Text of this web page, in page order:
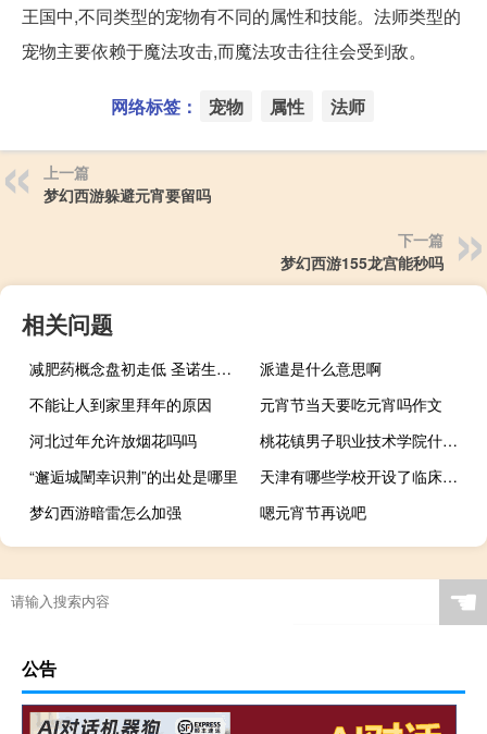
王国中,不同类型的宠物有不同的属性和技能。法师类型的
宠物主要依赖于魔法攻击,而魔法攻击往往会受到敌。
网络标签： 宠物 属性 法师
上一篇
梦幻西游躲避元宵要留吗
下一篇
梦幻西游155龙宫能秒吗
相关问题
减肥药概念盘初走低 圣诺生物跌近5%
派遣是什么意思啊
不能让人到家里拜年的原因
元宵节当天要吃元宵吗作文
河北过年允许放烟花吗吗
桃花镇男子职业技术学院什么梗
“邂逅城闉幸识荆”的出处是哪里
天津有哪些学校开设了临床药学专业
梦幻西游暗雷怎么加强
嗯元宵节再说吧
☚
公告